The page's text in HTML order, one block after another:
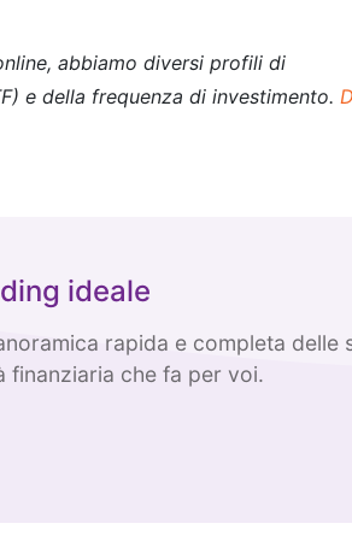
abbiamo diversi profili di
e della frequenza di investimento.
ideale
rapida e completa delle
che fa per voi.